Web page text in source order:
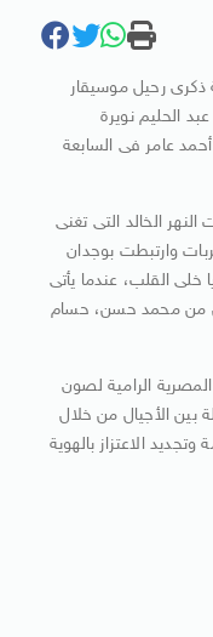
ذكرى رحيل موسيقار
الحليم نويرة
أحمد عامر فى السابعة
الخالد التى تغنى
وارتبطت بوجدان
خلى القلب، عندما يأتى
من محمد حسن، حسام
المصرية الرامية لصون
بين الأجيال من خلال
وتجديد الاعتزاز بالهوية